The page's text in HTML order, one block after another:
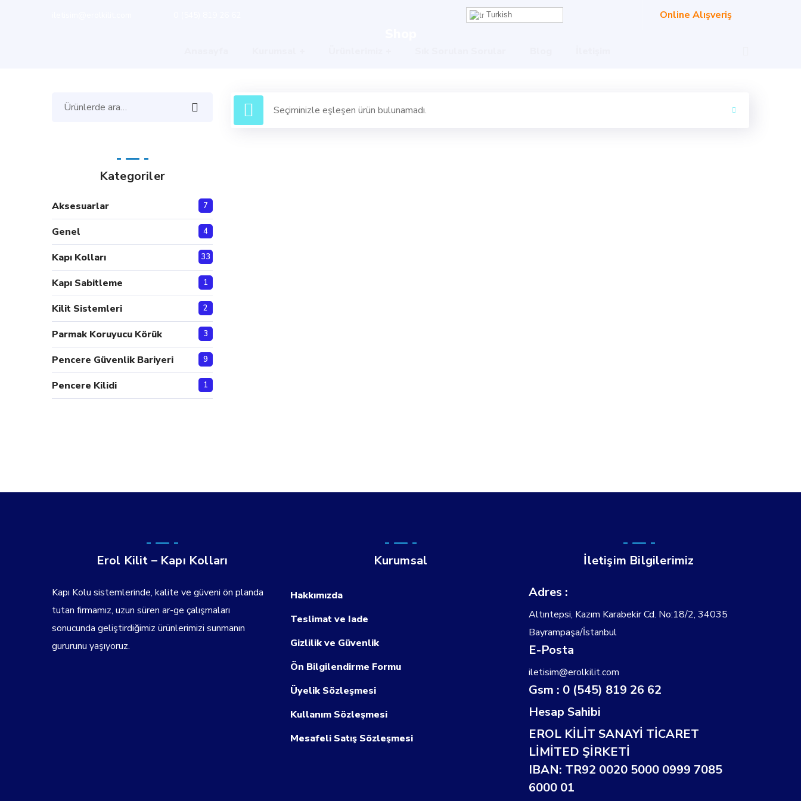
Turkish Online Alışveriş
Seçiminizle eşleşen ürün bulunamadı.
Kategoriler
Aksesuarlar 7
Genel 4
Kapı Kolları 33
Kapı Sabitleme 1
Kilit Sistemleri 2
Parmak Koruyucu Körük 3
Pencere Güvenlik Bariyeri 9
Pencere Kilidi 1
Erol Kilit – Kapı Kolları
Kapı Kolu sistemlerinde, kalite ve güveni ön planda
tutan firmamız, uzun süren ar-ge çalışmaları
sonucunda geliştirdiğimiz ürünlerimizi sunmanın
gururunu yaşıyoruz.
Kurumsal
Hakkımızda
Teslimat ve Iade
Gizlilik ve Güvenlik
Ön Bilgilendirme Formu
Üyelik Sözleşmesi
Kullanım Sözleşmesi
Mesafeli Satış Sözleşmesi
İletişim Bilgilerimiz
Adres :
Altıntepsi, Kazım Karabekir Cd. No:18/2, 34035
Bayrampaşa/İstanbul
E-Posta
iletisim@erolkilit.com
Gsm : 0 (545) 819 26 62
Hesap Sahibi
EROL KİLİT SANAYİ TİCARET
LİMİTED ŞİRKETİ
IBAN: TR92 0020 5000 0999 7085
6000 01